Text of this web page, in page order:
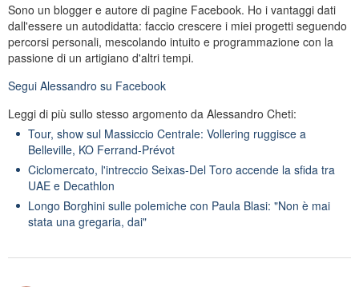
Sono un blogger e autore di pagine Facebook. Ho i vantaggi dati
dall'essere un autodidatta: faccio crescere i miei progetti seguendo
percorsi personali, mescolando intuito e programmazione con la
passione di un artigiano d'altri tempi.
Segui Alessandro su Facebook
Leggi di più sullo stesso argomento da Alessandro Cheti:
Tour, show sul Massiccio Centrale: Vollering ruggisce a
Belleville, KO Ferrand-Prévot
Ciclomercato, l'intreccio Seixas-Del Toro accende la sfida tra
UAE e Decathlon
Longo Borghini sulle polemiche con Paula Blasi: "Non è mai
stata una gregaria, dai"